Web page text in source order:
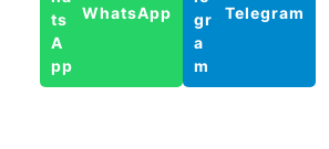
WhatsApp Telegram